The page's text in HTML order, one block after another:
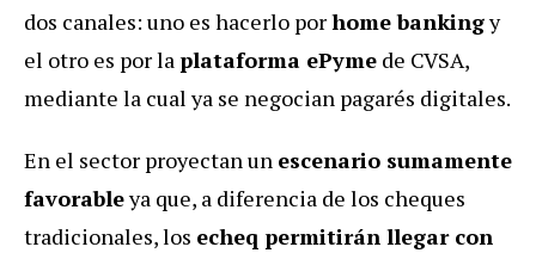
dos canales: uno es hacerlo porhome bankingy
el otro es por laplataforma ePyme de CVSA,
mediante la cual ya se negocian pagarés digitales.
En el sector proyectan un escenario sumamente
favorableya que, a diferencia de los cheques
tradicionales, los echeq permitirán llegar con